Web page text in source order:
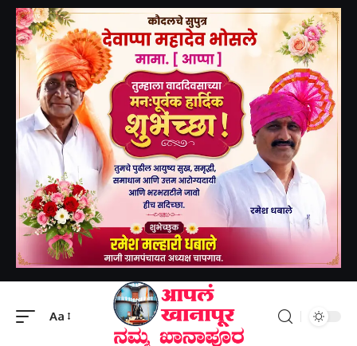
Aa
खानापूर तालुका>प्रसिद्ध यात्रोत्सवाला होणारे अपघात टाळण्यासाठी रस्ता दुरुस्ती करा ; सामाजिक कार्यकर्त्यांची मागणी- pಸುಪ್ರಸಿದ್ಧ ಜಾತ್ರಾ ಮಹೋತ್ಸವಕ್ಕೆ ರಸ್ತೆಯಿಂದ ಅನಾಹುತ ಆಗದಂತೆ ಕ್ರಮ ಕೈಗೊಳ್ಳಿ. ಸಮಾಜ ಸೇವಕ ಜ್ಯೋತಿಬಾ ಬೆಂಡಿಗೇರಿ